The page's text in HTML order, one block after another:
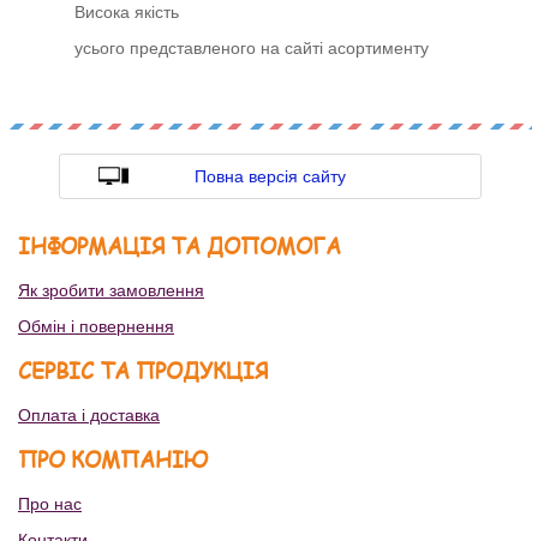
Висока якість
усього представленого на сайті асортименту
Повна версія сайту
ІНФОРМАЦІЯ ТА ДОПОМОГА
Як зробити замовлення
Обмін і повернення
СЕРВІС ТА ПРОДУКЦІЯ
Оплата і доставка
ПРО КОМПАНІЮ
Про нас